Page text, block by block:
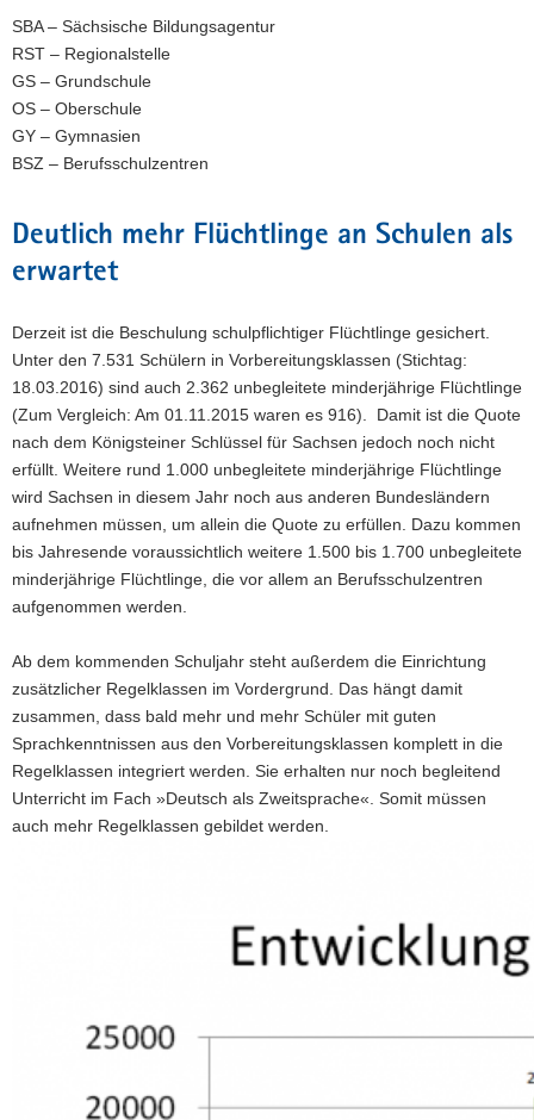
SBA – Sächsische Bildungsagentur
RST – Regionalstelle
GS – Grundschule
OS – Oberschule
GY – Gymnasien
BSZ – Berufsschulzentren
Deutlich mehr Flüchtlinge an Schulen als
erwartet
Derzeit ist die Beschulung schulpflichtiger Flüchtlinge gesichert.
Unter den 7.531 Schülern in Vorbereitungsklassen (Stichtag:
18.03.2016) sind auch 2.362 unbegleitete minderjährige Flüchtlinge
(Zum Vergleich: Am 01.11.2015 waren es 916). Damit ist die Quote
nach dem Königsteiner Schlüssel für Sachsen jedoch noch nicht
erfüllt. Weitere rund 1.000 unbegleitete minderjährige Flüchtlinge
wird Sachsen in diesem Jahr noch aus anderen Bundesländern
aufnehmen müssen, um allein die Quote zu erfüllen. Dazu kommen
bis Jahresende voraussichtlich weitere 1.500 bis 1.700 unbegleitete
minderjährige Flüchtlinge, die vor allem an Berufsschulzentren
aufgenommen werden.
Ab dem kommenden Schuljahr steht außerdem die Einrichtung
zusätzlicher Regelklassen im Vordergrund. Das hängt damit
zusammen, dass bald mehr und mehr Schüler mit guten
Sprachkenntnissen aus den Vorbereitungsklassen komplett in die
Regelklassen integriert werden. Sie erhalten nur noch begleitend
Unterricht im Fach »Deutsch als Zweitsprache«. Somit müssen
auch mehr Regelklassen gebildet werden.